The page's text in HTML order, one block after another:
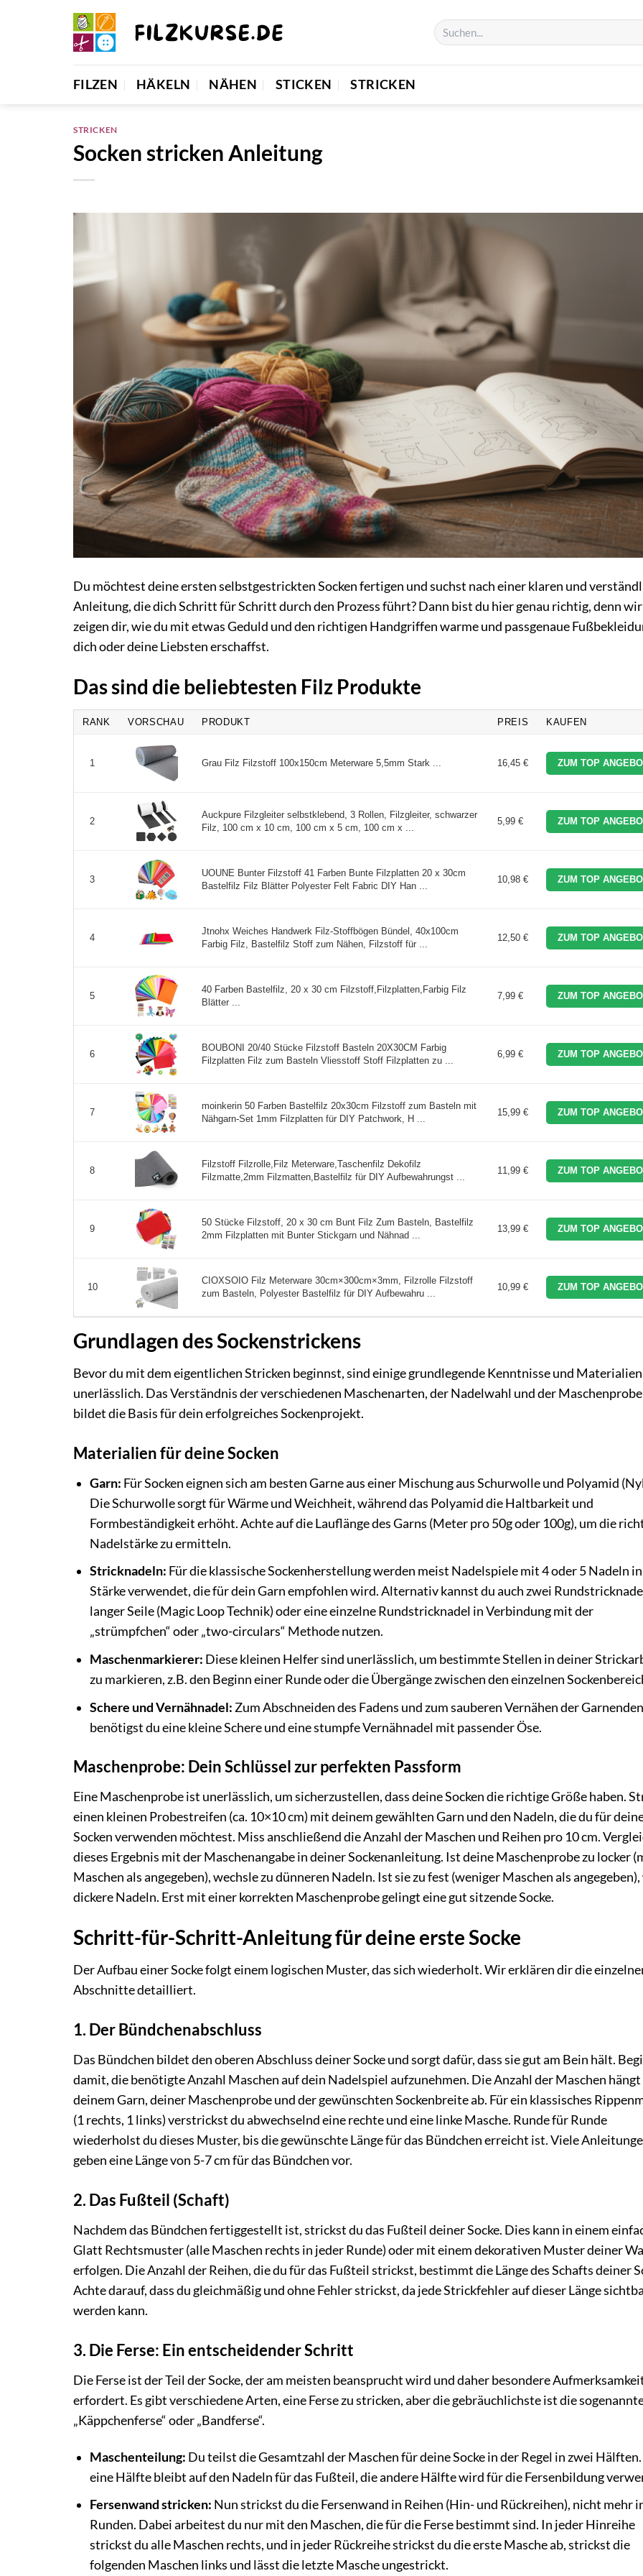
FILZEN HÄKELN NÄHEN STICKEN STRICKEN
STRICKEN
Socken stricken Anleitung
Du möchtest deine ersten selbstgestrickten Socken fertigen und suchst nach einer klaren und
Anleitung, die dich Schritt für Schritt durch den Prozess führt? Dann bist du hier genau richtig, denn wir
zeigen dir, wie du mit etwas Geduld und den richtigen Handgriffen warme und passgenaue
dich oder deine Liebsten erschaffst.
Das sind die beliebtesten Filz Produkte
RANK VORSCHAU PRODUKT PREIS KAUFEN
1 Grau Filz Filzstoff 100x150cm Meterware 5,5mm Stark ... 16,45 € ZUM TOP
2
Auckpure Filzgleiter selbstklebend, 3 Rollen, Filzgleiter, schwarzer
Filz, 100 cm x 10 cm, 100 cm x 5 cm, 100 cm x ...
5,99 € ZUM TOP
3
UOUNE Bunter Filzstoff 41 Farben Bunte Filzplatten 20 x 30cm
Bastelfilz Filz Blätter Polyester Felt Fabric DIY Han ...
10,98 € ZUM TOP
4
Jtnohx Weiches Handwerk Filz-Stoffbögen Bündel, 40x100cm
Farbig Filz, Bastelfilz Stoff zum Nähen, Filzstoff für ...
12,50 € ZUM TOP
5
40 Farben Bastelfilz, 20 x 30 cm Filzstoff,Filzplatten,Farbig Filz
Blätter ...
7,99 € ZUM TOP
6
BOUBONI 20/40 Stücke Filzstoff Basteln 20X30CM Farbig
Filzplatten Filz zum Basteln Vliesstoff Stoff Filzplatten zu ...
6,99 € ZUM TOP
7
moinkerin 50 Farben Bastelfilz 20x30cm Filzstoff zum Basteln mit
Nähgarn-Set 1mm Filzplatten für DIY Patchwork, H ...
15,99 € ZUM TOP
8
Filzstoff Filzrolle,Filz Meterware,Taschenfilz Dekofilz
Filzmatte,2mm Filzmatten,Bastelfilz für DIY Aufbewahrungst ...
11,99 € ZUM TOP
9
50 Stücke Filzstoff, 20 x 30 cm Bunt Filz Zum Basteln, Bastelfilz
2mm Filzplatten mit Bunter Stickgarn und Nähnad ...
13,99 € ZUM TOP
10
CIOXSOIO Filz Meterware 30cm×300cm×3mm, Filzrolle Filzstoff
zum Basteln, Polyester Bastelfilz für DIY Aufbewahru ...
10,99 € ZUM TOP
Grundlagen des Sockenstrickens
Bevor du mit dem eigentlichen Stricken beginnst, sind einige grundlegende Kenntnisse und Materialien
unerlässlich. Das Verständnis der verschiedenen Maschenarten, der Nadelwahl und der Maschenprobe
bildet die Basis für dein erfolgreiches Sockenprojekt.
Materialien für deine Socken
Garn: Für Socken eignen sich am besten Garne aus einer Mischung aus Schurwolle und Polyamid
Die Schurwolle sorgt für Wärme und Weichheit, während das Polyamid die Haltbarkeit und
Formbeständigkeit erhöht. Achte auf die Lauflänge des Garns (Meter pro 50g oder 100g), um die
Nadelstärke zu ermitteln.
Stricknadeln: Für die klassische Sockenherstellung werden meist Nadelspiele mit 4 oder 5 Nadeln
Stärke verwendet, die für dein Garn empfohlen wird. Alternativ kannst du auch zwei
langer Seile (Magic Loop Technik) oder eine einzelne Rundstricknadel in Verbindung mit der
„strümpfchen“ oder „two-circulars“ Methode nutzen.
Maschenmarkierer: Diese kleinen Helfer sind unerlässlich, um bestimmte Stellen in deiner
zu markieren, z.B. den Beginn einer Runde oder die Übergänge zwischen den einzelnen
Schere und Vernähnadel: Zum Abschneiden des Fadens und zum sauberen Vernähen der Garnenden
benötigst du eine kleine Schere und eine stumpfe Vernähnadel mit passender Öse.
Maschenprobe: Dein Schlüssel zur perfekten Passform
Eine Maschenprobe ist unerlässlich, um sicherzustellen, dass deine Socken die richtige Größe haben.
einen kleinen Probestreifen (ca. 10×10 cm) mit deinem gewählten Garn und den Nadeln, die du für
Socken verwenden möchtest. Miss anschließend die Anzahl der Maschen und Reihen pro 10 cm.
dieses Ergebnis mit der Maschenangabe in deiner Sockenanleitung. Ist deine Maschenprobe zu locker
Maschen als angegeben), wechsle zu dünneren Nadeln. Ist sie zu fest (weniger Maschen als
dickere Nadeln. Erst mit einer korrekten Maschenprobe gelingt eine gut sitzende Socke.
Schritt-für-Schritt-Anleitung für deine erste Socke
Der Aufbau einer Socke folgt einem logischen Muster, das sich wiederholt. Wir erklären dir die
Abschnitte detailliert.
1. Der Bündchenabschluss
Das Bündchen bildet den oberen Abschluss deiner Socke und sorgt dafür, dass sie gut am Bein hält.
damit, die benötigte Anzahl Maschen auf dein Nadelspiel aufzunehmen. Die Anzahl der Maschen hängt
deinem Garn, deiner Maschenprobe und der gewünschten Sockenbreite ab. Für ein klassisches
(1 rechts, 1 links) verstrickst du abwechselnd eine rechte und eine linke Masche. Runde für Runde
wiederholst du dieses Muster, bis die gewünschte Länge für das Bündchen erreicht ist. Viele
geben eine Länge von 5-7 cm für das Bündchen vor.
2. Das Fußteil (Schaft)
Nachdem das Bündchen fertiggestellt ist, strickst du das Fußteil deiner Socke. Dies kann in einem
Glatt Rechtsmuster (alle Maschen rechts in jeder Runde) oder mit einem dekorativen Muster deiner
erfolgen. Die Anzahl der Reihen, die du für das Fußteil strickst, bestimmt die Länge des Schafts deiner
Achte darauf, dass du gleichmäßig und ohne Fehler strickst, da jede Strickfehler auf dieser Länge
werden kann.
3. Die Ferse: Ein entscheidender Schritt
Die Ferse ist der Teil der Socke, der am meisten beansprucht wird und daher besondere
erfordert. Es gibt verschiedene Arten, eine Ferse zu stricken, aber die gebräuchlichste ist die
„Käppchenferse“ oder „Bandferse“.
Maschenteilung: Du teilst die Gesamtzahl der Maschen für deine Socke in der Regel in zwei
eine Hälfte bleibt auf den Nadeln für das Fußteil, die andere Hälfte wird für die Fersenbildung
Fersenwand stricken: Nun strickst du die Fersenwand in Reihen (Hin- und Rückreihen), nicht mehr
Runden. Dabei arbeitest du nur mit den Maschen, die für die Ferse bestimmt sind. In jeder Hinreihe
strickst du alle Maschen rechts, und in jeder Rückreihe strickst du die erste Masche ab, strickst die
folgenden Maschen links und lässt die letzte Masche ungestrickt.